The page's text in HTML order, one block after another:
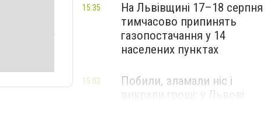
На Львівщині 17–18 серпня
тимчасово припинять
газопостачання у 14
населених пунктах
15:35
Побили, зламали ніс і
викрали гроші: у Львові
15:03